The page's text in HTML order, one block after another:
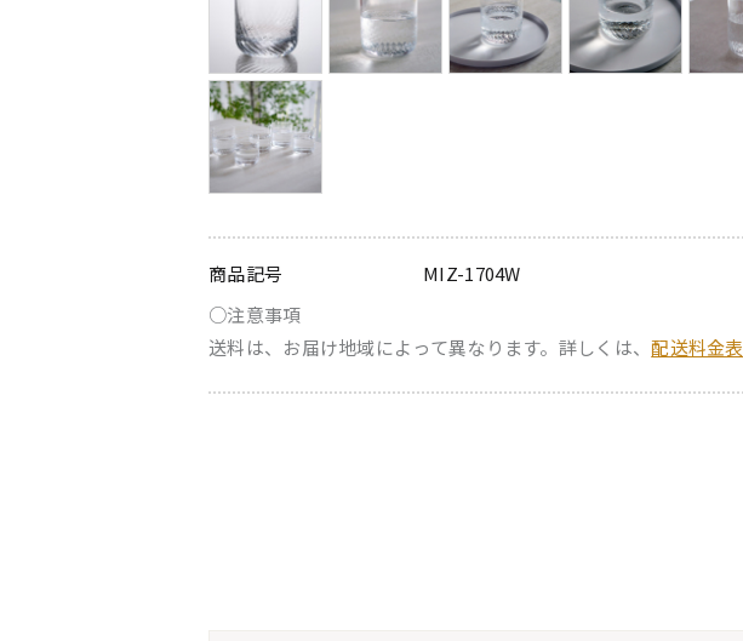
商品記号
MIZ-1704W
○注意事項
送料は、お届け地域によって異なります。詳しくは、配送料金表